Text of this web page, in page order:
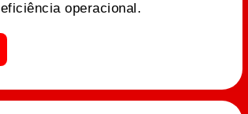
eficiência operacional.